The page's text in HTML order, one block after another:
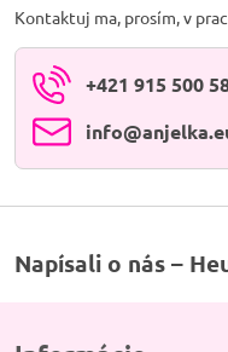
Kontaktuj ma, prosím, v
+421 915 500
Napísali o nás –